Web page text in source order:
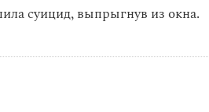
суицид, выпрыгнув из окна.